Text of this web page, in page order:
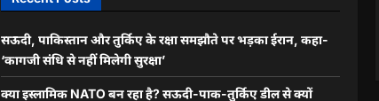
सऊदी, पाकिस्तान और तुर्किए के रक्षा समझौते पर भड़का ईरान, कहा-
‘कागजी संधि से नहीं मिलेगी सुरक्षा’
क्या इस्लामिक NATO बन रहा है? सऊदी-पाक-तुर्किए डील से क्यों